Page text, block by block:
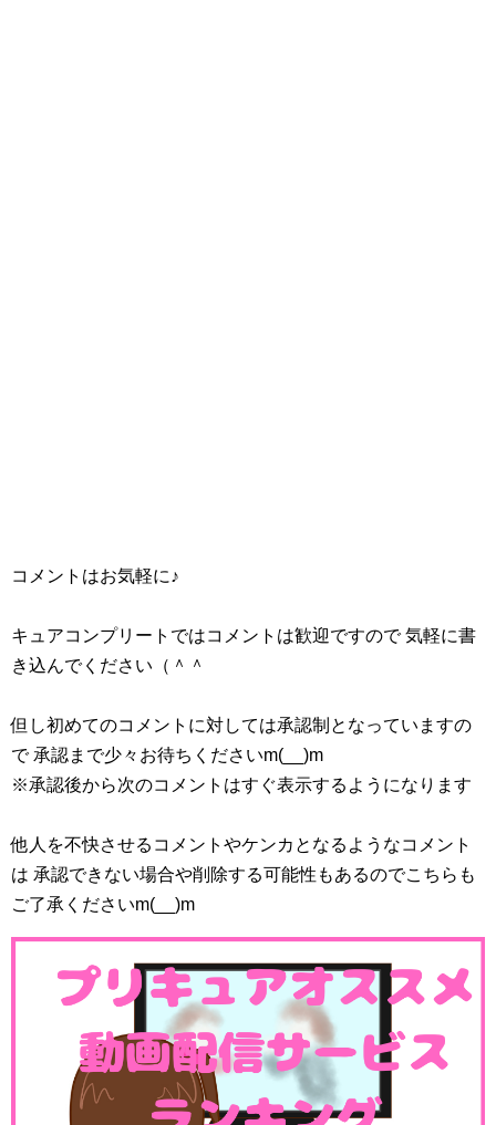
コメントはお気軽に♪
キュアコンプリートではコメントは歓迎ですので 気軽に書
き込んでください（＾＾
但し初めてのコメントに対しては承認制となっていますの
で 承認まで少々お待ちくださいm(__)m
※承認後から次のコメントはすぐ表示するようになります
他人を不快させるコメントやケンカとなるようなコメント
は 承認できない場合や削除する可能性もあるのでこちらも
ご了承くださいm(__)m